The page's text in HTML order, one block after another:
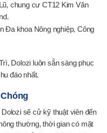
chung cư CT12 Kim Văn
Đa khoa Nông nghiệp, Công
Dolozi luôn sẵn sàng phục
đáo nhất.
sẽ cử kỹ thuật viên đến
thường, thời gian có mặt